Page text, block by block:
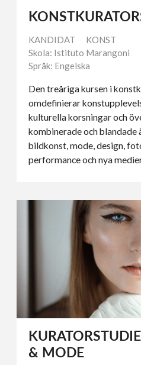
KANDIDAT
KONST
Skola: Istituto Marangoni
Språk: Engelska
Den treåriga kursen i
omdefinierar
kulturella korsningar och
kombinerade och blandade
bildkonst, mode, design,
performance och nya
& MODE